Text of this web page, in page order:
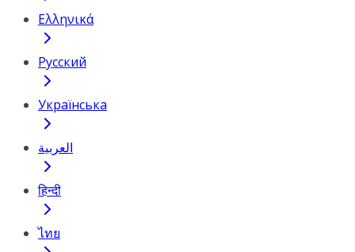
Ελληνικά
Русский
Українська
العربية
हिन्दी
ไทย